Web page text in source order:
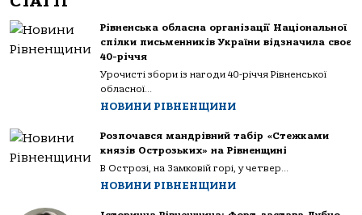
Рівненська обласна організації Національної
спілки письменників України відзначила своє
40-річчя
Урочисті збори із нагоди 40-річчя Рівненської
обласної...
НОВИНИ РІВНЕНЩИНИ
Розпочався мандрівний табір «Стежками
князів Острозьких» на Рівненщині
В Острозі, на Замковій горі, у четвер...
НОВИНИ РІВНЕНЩИНИ